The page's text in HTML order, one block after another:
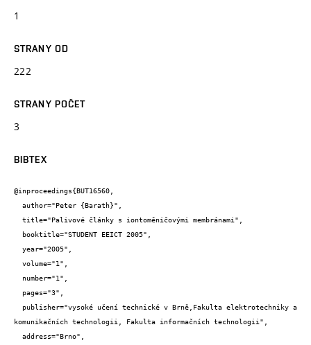
1
STRANY OD
222
STRANY POČET
3
BIBTEX
@inproceedings{BUT16560,
komunikačních technologii, Fakulta informačních technologii",